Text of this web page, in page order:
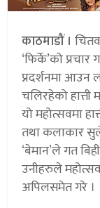
काठमाडौं ।
‘फिर्के’को
प्रदर्शनमा आउन
चलिरहेको हात्ती
यो महोत्सवमा
तथा कलाकार
‘बेमान’ले गत
उनीहरुले
अपिलसमेत गरे ।